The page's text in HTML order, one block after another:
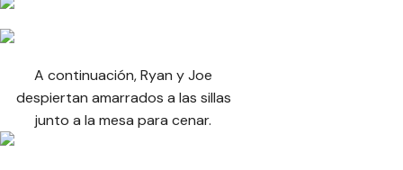
A continuación, Ryan y Joe
despiertan amarrados a las sillas
junto a la mesa para cenar.